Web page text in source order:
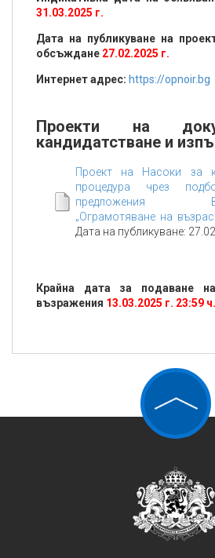
31.03.2025 г.
Дата на публикуване на
обсъждане 27.02.2025 г.
Интернет адрес: https://opnoir.bg
Проекти на
кандидатстване и
Проект на Насоки за
процедура чрез
предложения
„Ограмотяване на
Дата на публикуване:
Крайна дата за подаване
възражения 13.03.2025 г. 23:59 ч.